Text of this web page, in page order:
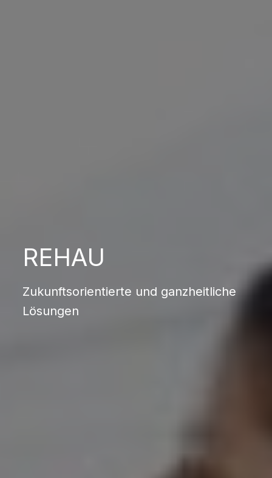
REHAU
Zukunftsorientierte und ganzheitliche
Lösungen